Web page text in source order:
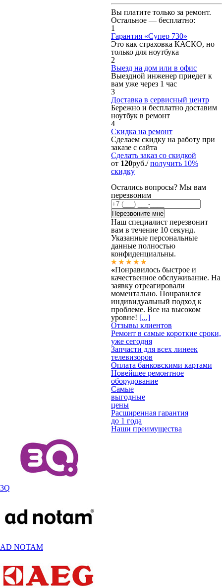
Вы платите только за ремонт.
Остальное — бесплатно:
1
Гарантия «Супер 730»
Это как страховка КАСКО, но
только для ноутбука
2
Выезд на дом или в офис
Выездной инженер приедет к
вам уже через 1 час
3
Доставка в сервисный центр
Бережно и бесплатно доставим
ноутбук в ремонт
4
Скидка на ремонт
Сделаем скидку на работу при
заказе с сайта
Сделать заказ со скидкой
от 120руб./получить 10%
скидку
Остались вопросы? Мы вам
перезвоним
Наш специалист перезвонит
вам в течение 10 секунд.
Указанные персональные
данные полностью
конфиденциальны.
«Понравилось быстрое и
качественное обслуживание. На
заявку отреагировали
моментально. Понравился
индивидуальный подход к
проблеме. Все на высоком
уровне! [...]
Отзывы клиентов
Ремонт в самые короткие сроки,
уже сегодня
Запчасти для всех линеек
телевизоров
Оплата банковскими картами
Новейшее ремонтное
оборудование
Самые
выгодные
цены
Расширенная гарантия
до 1 года
Наши преимущества
3Q
AD NOTAM